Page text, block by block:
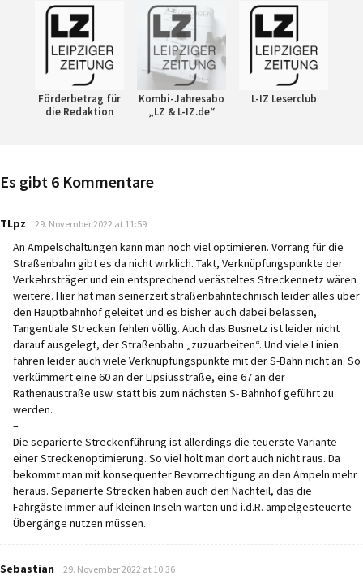
Förderbetrag für
die Redaktion
Kombi-Jahresabo
„LZ & L-IZ.de“
L-IZ Leserclub
Es gibt 6 Kommentare
TLpz says:
29. November 2022 at 11:59
An Ampelschaltungen kann man noch viel optimieren. Vorrang für die
Straßenbahn gibt es da nicht wirklich. Takt, Verknüpfungspunkte der
Verkehrsträger und ein entsprechend verästeltes Streckennetz wären
weitere. Hier hat man seinerzeit straßenbahntechnisch leider alles über
den Hauptbahnhof geleitet und es bisher auch dabei belassen,
Tangentiale Strecken fehlen völlig. Auch das Busnetz ist leider nicht
darauf ausgelegt, der Straßenbahn „zuzuarbeiten“. Und viele Linien
fahren leider auch viele Verknüpfungspunkte mit der S-Bahn nicht an. So
verkümmert eine 60 an der Lipsiusstraße, eine 67 an der
Rathenaustraße usw. statt bis zum nächsten S- Bahnhof geführt zu
werden.
–
Die separierte Streckenführung ist allerdings die teuerste Variante
einer Streckenoptimierung. So viel holt man dort auch nicht raus. Da
bekommt man mit konsequenter Bevorrechtigung an den Ampeln mehr
heraus. Separierte Strecken haben auch den Nachteil, das die
Fahrgäste immer auf kleinen Inseln warten und i.d.R. ampelgesteuerte
Übergänge nutzen müssen.
Sebastian says:
29. November 2022 at 10:36